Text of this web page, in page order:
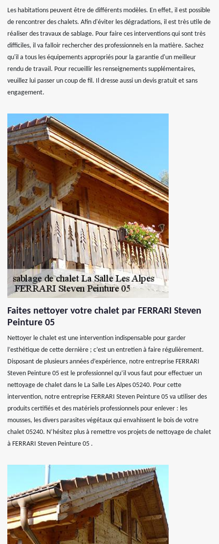
Les habitations peuvent être de différents modèles. En effet, il est possible
de rencontrer des chalets. Afin d'éviter les dégradations, il est très utile de
réaliser des travaux de sablage. Pour faire ces interventions qui sont très
difficiles, il va falloir rechercher des professionnels en la matière. Sachez
qu'il a tous les équipements appropriés pour la garantie d'un meilleur
rendu de travail. Pour recueillir les renseignements supplémentaires,
veuillez lui passer un coup de fil. Il dresse aussi un devis gratuit et sans
engagement.
Faites nettoyer votre chalet par FERRARI Steven
Peinture 05
Nettoyer le chalet est une intervention indispensable pour garder
l’esthétique de cette dernière ; c’est un entretien à faire régulièrement.
Disposant de plusieurs années d’expérience, notre entreprise FERRARI
Steven Peinture 05 est le professionnel qu’il vous faut pour effectuer un
nettoyage de chalet dans le La Salle Les Alpes 05240. Pour cette
intervention, notre entreprise FERRARI Steven Peinture 05 va utiliser des
produits certifiés et des matériels professionnels pour enlever : les
mousses, les divers parasites végétaux qui envahissent le bois de votre
chalet 05240. N’hésitez plus à remettre vos projets de nettoyage de chalet
à FERRARI Steven Peinture 05 .